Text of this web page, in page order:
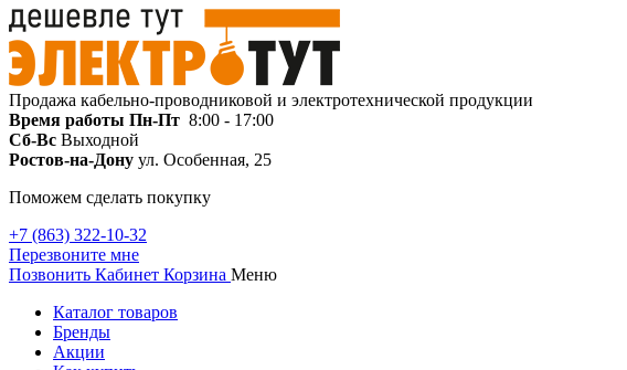
Продажа кабельно-проводниковой и электротехнической продукции
Время работы Пн-Пт 8:00 - 17:00
Сб-Вс Выходной
Ростов-на-Дону ул. Особенная, 25
Поможем сделать покупку
+7 (863) 322-10-32
Перезвоните мне
Позвонить Кабинет Корзина Меню
Каталог товаров
Бренды
Акции